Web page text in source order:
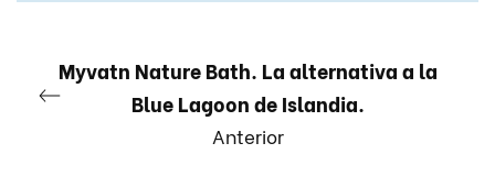
Myvatn Nature Bath. La alternativa a la
Blue Lagoon de Islandia.
Anterior